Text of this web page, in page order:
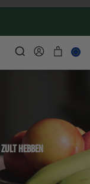
HEBBEN